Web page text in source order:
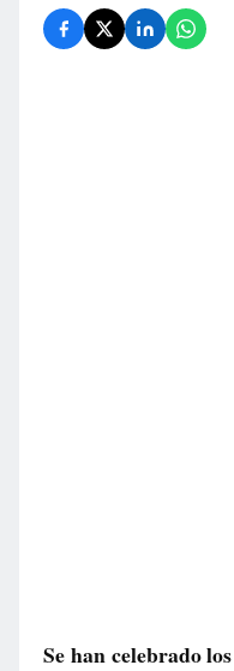
Se han celebrado